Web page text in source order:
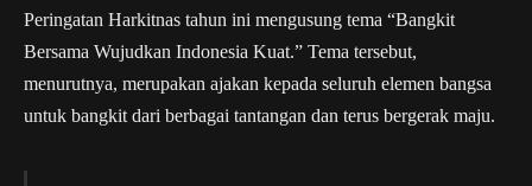
Peringatan Harkitnas tahun ini mengusung tema “Bangkit
Bersama Wujudkan Indonesia Kuat.” Tema tersebut,
menurutnya, merupakan ajakan kepada seluruh elemen bangsa
untuk bangkit dari berbagai tantangan dan terus bergerak maju.